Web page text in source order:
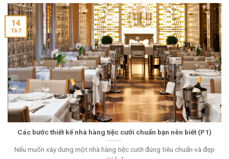
Các bước thiết kế nhà hàng tiệc cưới chuẩn bạn nên biết (P1)
Nếu muốn xây dưng một nhà hàng tiệc cưới đúng tiêu chuẩn và đẹp
14
Th7